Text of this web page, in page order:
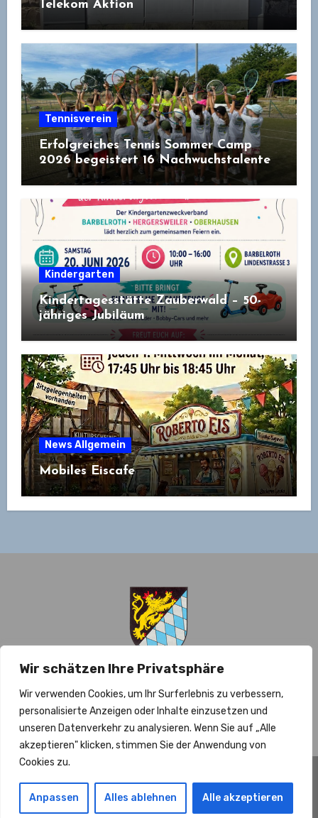
Wir schätzen Ihre Privatsphäre
Wir verwenden Cookies, um Ihr Surferlebnis zu verbessern,
personalisierte Anzeigen oder Inhalte einzusetzen und
unseren Datenverkehr zu analysieren. Wenn Sie auf „Alle
akzeptieren" klicken, stimmen Sie der Anwendung von
Cookies zu.
Anpassen Alles ablehnen Alle akzeptieren
Telekom Aktion
Tennisverein
Erfolgreiches Tennis Sommer Camp
2026 begeistert 16 Nachwuchstalente
Kindergarten
Kindertagesstätte Zauberwald – 50-
jähriges Jubiläum
News Allgemein
Mobiles Eiscafe
Gemeinde Barbelroth
ImpressumDatenschutz Kontakt